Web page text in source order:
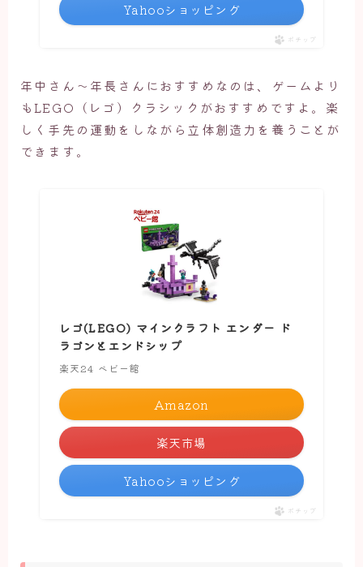
Yahooショッピング
ポチップ
年中さん～年長さんにおすすめなのは、ゲームより
もLEGO（レゴ）クラシックがおすすめですよ。楽
しく手先の運動をしながら立体創造力を養うことが
できます。
レゴ(LEGO) マインクラフト エンダー ド
ラゴンとエンドシップ
楽天24 ベビー館
Amazon
楽天市場
Yahooショッピング
ポチップ